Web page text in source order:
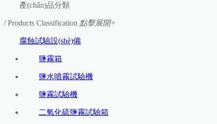
產(chǎn)品分類
/ Products Classification 點擊展開+
腐蝕試驗設(shè)備
鹽霧箱
鹽水噴霧試驗機
鹽霧試驗機
二氧化硫鹽霧試驗箱